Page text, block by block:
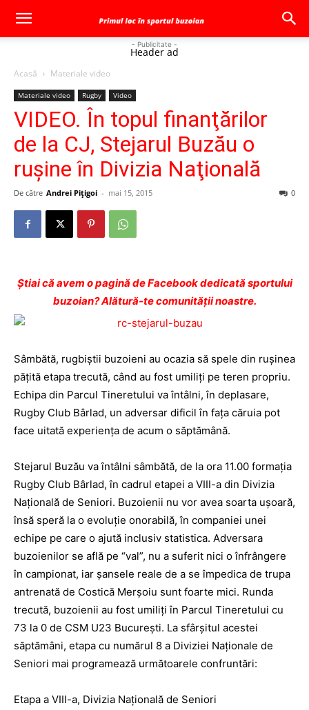
- Publicitate -
Header ad
Acasă Materiale video
Materiale video Rugby Video
VIDEO. În topul finanţărilor
de la CJ, Stejarul Buzău o
ruşine în Divizia Naţională
De către Andrei Pițigoi - mai 15, 2015 0
Ştiai că avem o pagină de Facebook dedicată sportului
buzoian? Alătură-te comunității noastre.
Sâmbătă, rugbiştii buzoieni au ocazia să spele din ruşinea
păţită etapa trecută, când au fost umiliţi pe teren propriu.
Echipa din Parcul Tineretului va întâlni, în deplasare,
Rugby Club Bârlad, un adversar dificil în faţa căruia pot
face uitată experienţa de acum o săptămână.
Stejarul Buzău va întâlni sâmbătă, de la ora 11.00 formaţia
Rugby Club Bârlad, în cadrul etapei a VIII-a din Divizia
Naţională de Seniori. Buzoienii nu vor avea soarta uşoară,
însă speră la o evoluţie onorabilă, în companiei unei
echipe pe care o ajută inclusiv statistica. Adversara
buzoienilor se află pe “val”, nu a suferit nici o înfrângere
în campionat, iar şansele reale de a se împedica de trupa
antrenată de Costică Merşoiu sunt foarte mici. Runda
trecută, buzoienii au fost umiliţi în Parcul Tineretului cu
73 la 0 de CSM U23 Bucureşti. La sfârşitul acestei
săptămâni, etapa cu numărul 8 a Diviziei Naţionale de
Seniori mai programează următoarele confruntări:
Etapa a VIII-a, Divizia Naţională de Seniori